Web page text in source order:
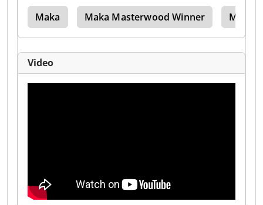
Maka Maka Masterwood Winner Maka
Video